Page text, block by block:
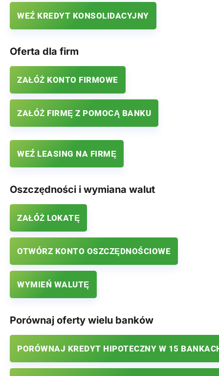
WEŹ KREDYT KONSOLIDACYJNY
Oferta dla firm
ZAŁÓŻ KONTO FIRMOWE
ZAŁÓŻ FIRMĘ Z POMOCĄ BANKU
WEŹ LEASING NA FIRMĘ
Oszczędności i wymiana walut
ZAŁÓŻ LOKATĘ
OTWÓRZ KONTO OSZCZĘDNOŚCIOWE
WYMIEŃ WALUTĘ
Porównaj oferty wielu banków
PORÓWNAJ KREDYT HIPOTECZNY W 15